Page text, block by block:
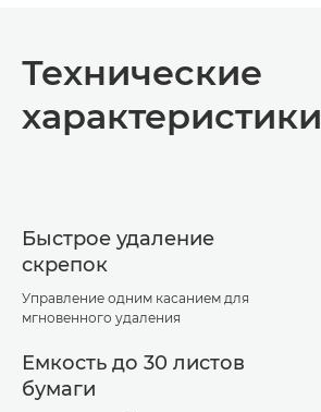
Технические
характеристики
Быстрое удаление
скрепок
Управление одним касанием для
мгновенного удаления
Емкость до 30 листов
бумаги